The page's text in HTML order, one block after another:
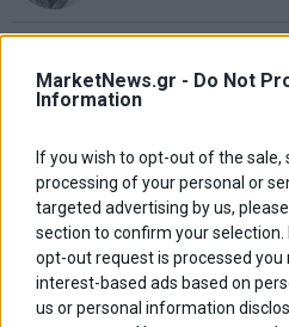
MarketNews.gr - Do Not
Information
If you wish to opt-out of the
processing of your personal or
targeted advertising by us,
section to confirm your
opt-out request is processed you
interest-based ads based on
us or personal information
Νικόλαος Φουρτζής
MIT Sloan: Οι AI-driven
μοντέλο
Θανάσης Κρητικός
Στις 11/12 το πρώτο
ΕΤΙΚΕΤΕΣ